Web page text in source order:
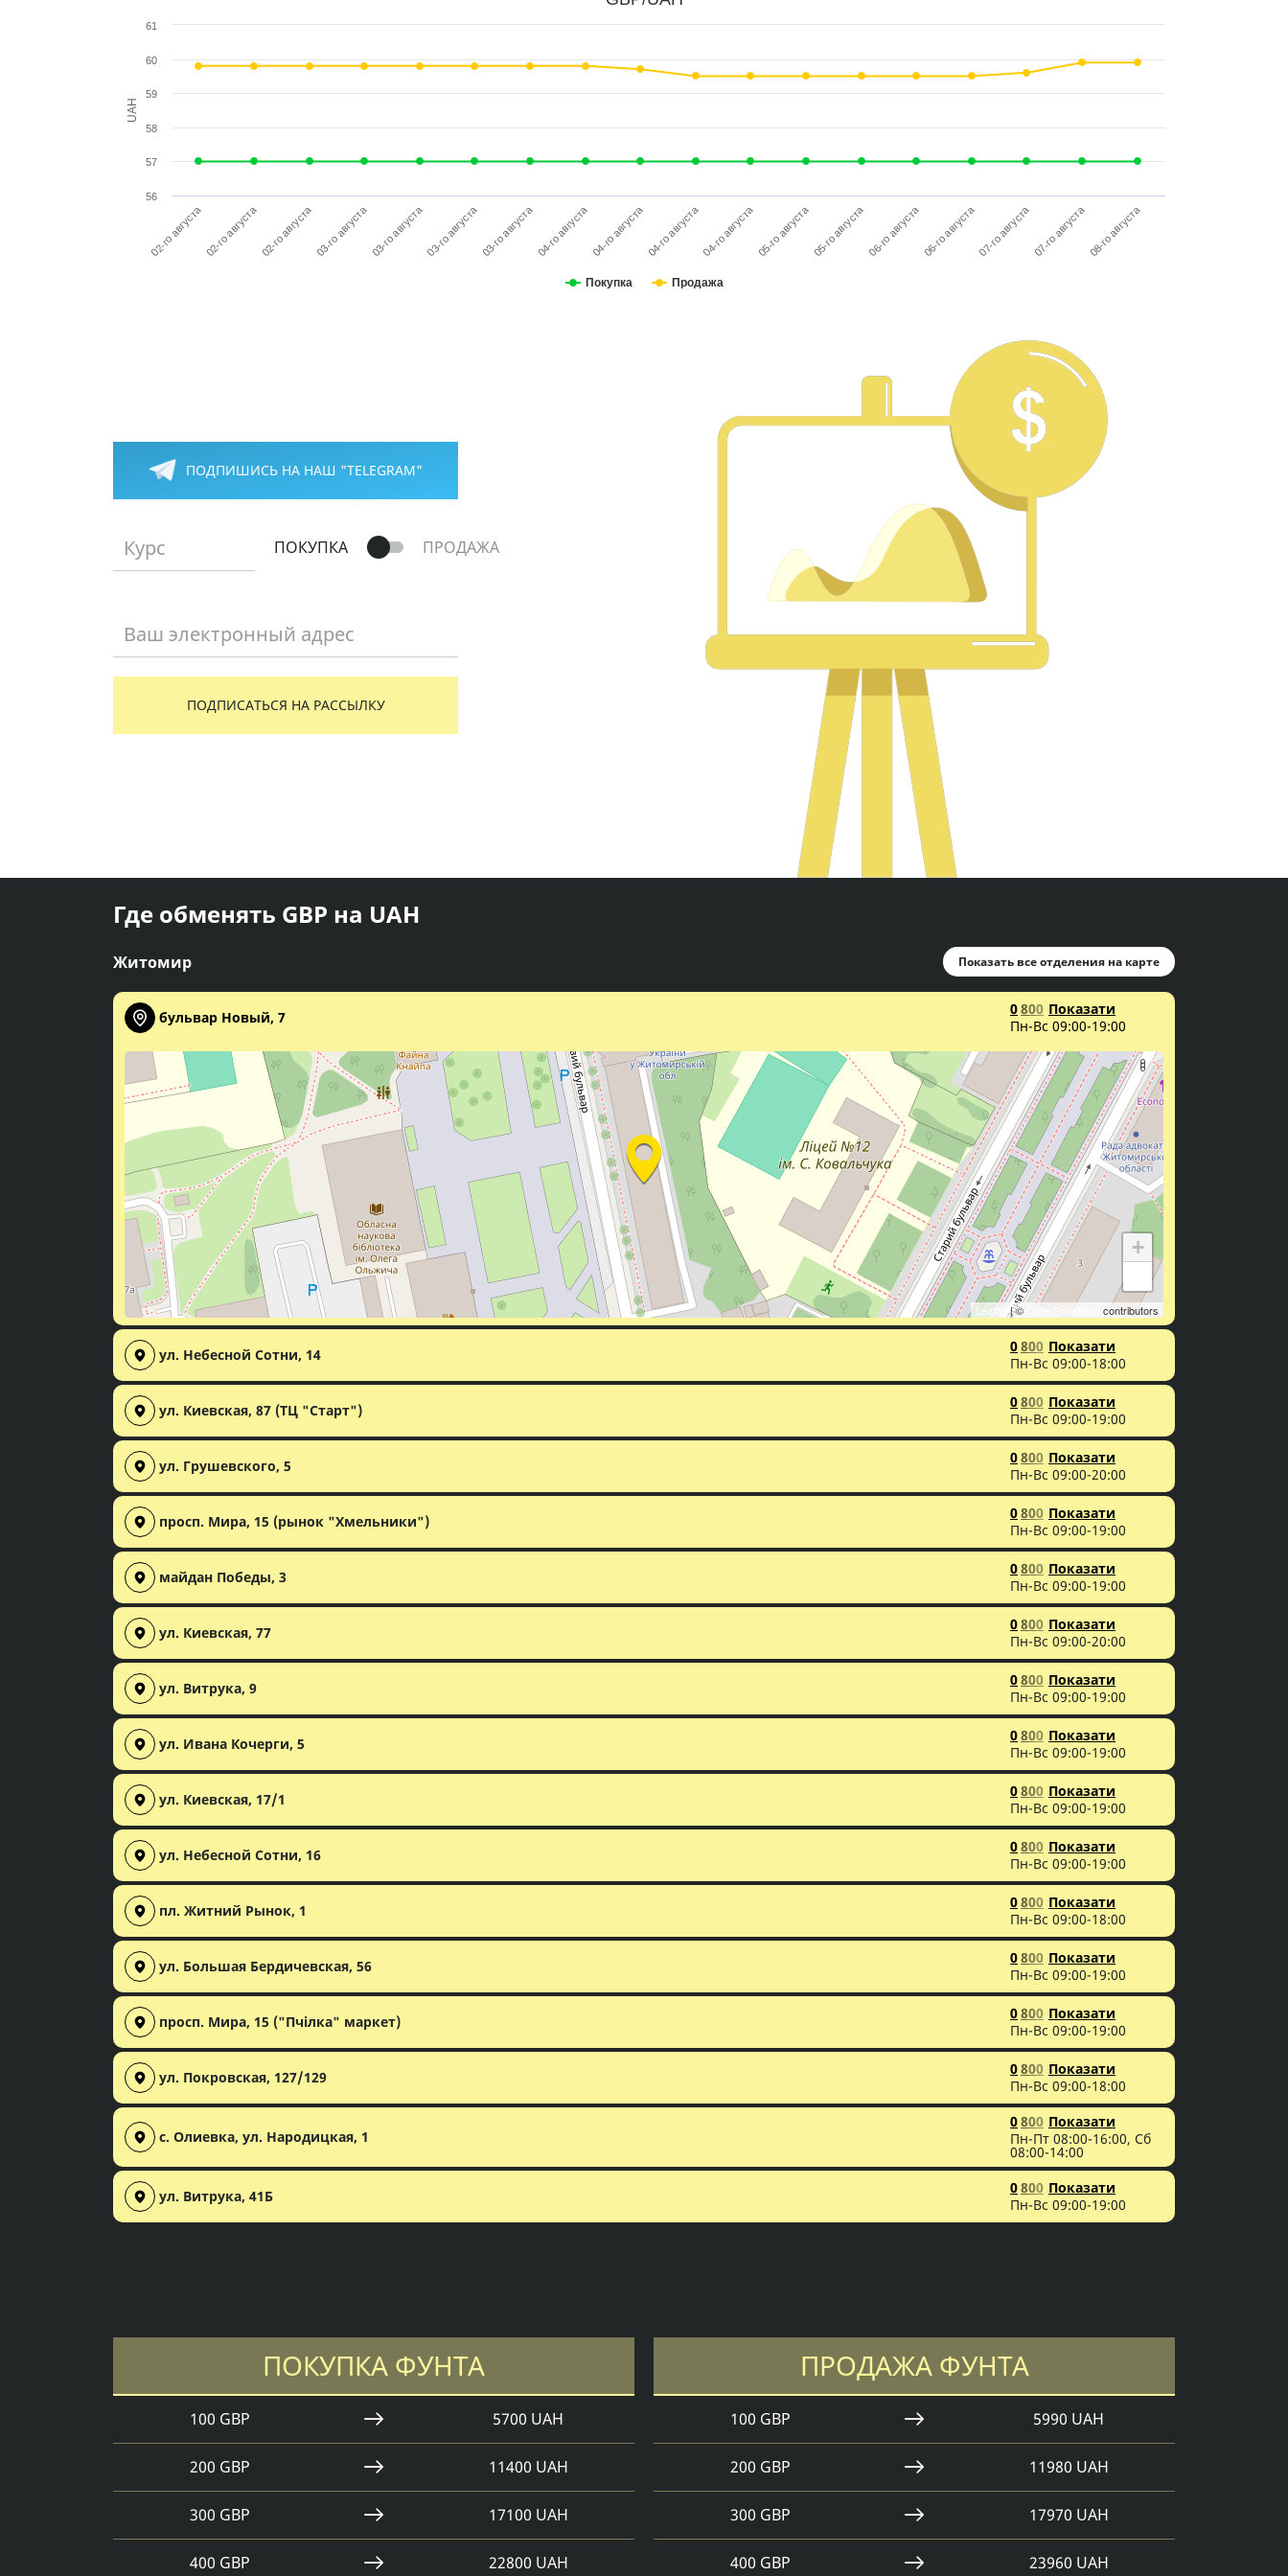
UAH
Покупка Продажа
02-го августа02-го августа02-го августа03-го августа03-го августа03-го августа03-го августа04-го августа04-го августа04-го августа04-го августа05-го августа05-го августа06-го августа06-го августа07-го августа07-го августа08-го августа
56
57
58
59
60
61
ПОДПИШИСЬ НА НАШ "TELEGRAM"
Курс ПОКУПКА ПРОДАЖА
Ваш электронный адрес
ПОДПИСАТЬСЯ НА РАССЫЛКУ
Где обменять GBP на UAH
Житомир Показать все отделения на карте
бульвар Новый, 7 0800 Показати
Пн-Вс 09:00-19:00
+
Leaflet | © OpenStreetMap contributors
ул. Небесной Сотни, 14 0800 Показати
Пн-Вс 09:00-18:00
ул. Киевская, 87 (ТЦ "Старт") 0800 Показати
Пн-Вс 09:00-19:00
ул. Грушевского, 5 0800 Показати
Пн-Вс 09:00-20:00
просп. Мира, 15 (рынок "Хмельники") 0800 Показати
Пн-Вс 09:00-19:00
майдан Победы, 3 0800 Показати
Пн-Вс 09:00-19:00
ул. Киевская, 77 0800 Показати
Пн-Вс 09:00-20:00
ул. Витрука, 9 0800 Показати
Пн-Вс 09:00-19:00
ул. Ивана Кочерги, 5 0800 Показати
Пн-Вс 09:00-19:00
ул. Киевская, 17/1 0800 Показати
Пн-Вс 09:00-19:00
ул. Небесной Сотни, 16 0800 Показати
Пн-Вс 09:00-19:00
пл. Житний Рынок, 1 0800 Показати
Пн-Вс 09:00-18:00
ул. Большая Бердичевская, 56 0800 Показати
Пн-Вс 09:00-19:00
просп. Мира, 15 ("Пчілка" маркет) 0800 Показати
Пн-Вс 09:00-19:00
ул. Покровская, 127/129 0800 Показати
Пн-Вс 09:00-18:00
с. Олиевка, ул. Народицкая, 1
0800 Показати
Пн-Пт 08:00-16:00, Сб
08:00-14:00
ул. Витрука, 41Б 0800 Показати
Пн-Вс 09:00-19:00
ПОКУПКА ФУНТА
100 GBP 5700 UAH
200 GBP 11400 UAH
300 GBP 17100 UAH
400 GBP 22800 UAH
ПРОДАЖА ФУНТА
100 GBP 5990 UAH
200 GBP 11980 UAH
300 GBP 17970 UAH
400 GBP 23960 UAH